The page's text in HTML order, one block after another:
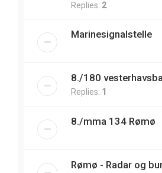
Replies: 2
Marinesignalstelle
8./180
Replies: 1
8./mma 134 Rømø
Rømø - Radar og